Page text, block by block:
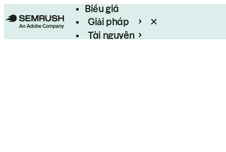
Biểu giá
Giải pháp
Tài nguyên